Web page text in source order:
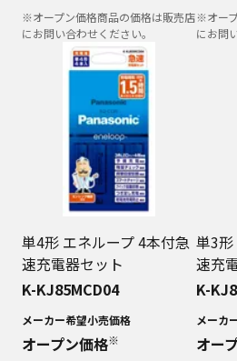
※オープン価格商品の価格は販売店
にお問い合わせください。
※オー
にお問
単4形 エネループ 4本付急
速充電器セット
K-KJ85MCD04
メーカー希望小売価格
オープン価格※
単3
速充
K-
メーカ
オー